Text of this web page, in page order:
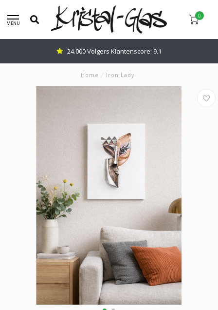
MENU
0
Advies nodig: Bel0345-637599
Home / Iron Lady